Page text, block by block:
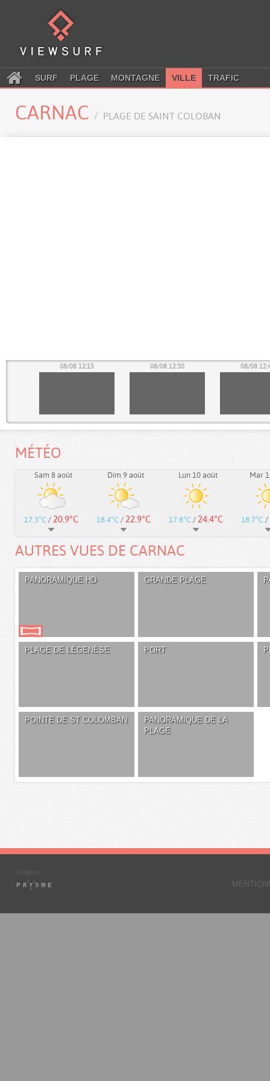
SURF PLAGE MONTAGNE VILLE TRAFIC
CARNAC PLAGE DE SAINT COLOBAN
08/08 12:15 08/08 12:30 08/08
MÉTÉO
Sam 8 août
17.3°C / 20.9°C
Dim 9 août
18.4°C / 22.9°C
Lun 10 août
17.8°C / 24.4°C
Mar
18.7°C /
AUTRES VUES DE CARNAC
PANORAMIQUE HD GRANDE PLAGE
PLAGE DE LÉGENÈSE PORT
POINTE DE ST COLOMBAN
PANORAMIQUE DE LA
PLAGE